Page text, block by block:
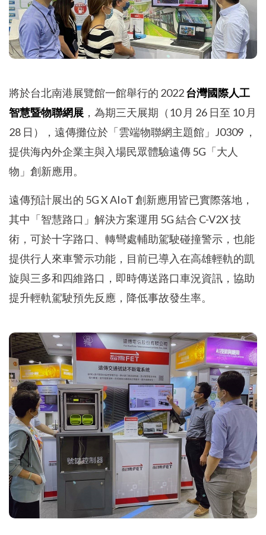
將於台北南港展覽館一館舉行的 2022台灣國際人工
智慧暨物聯網展 ，為期三天展期（10 月 26 日至 10 月
28 日），遠傳攤位於「雲端物聯網主題館」J0309 ，
提供海內外企業主與入場民眾體驗遠傳 5G「大人
物」創新應用。
遠傳預計展出的 5G X AIoT 創新應用皆已實際落地，
其中「智慧路口」解決方案運用 5G 結合 C-V2X 技
術，可於十字路口、轉彎處輔助駕駛碰撞警示，也能
提供行人來車警示功能，目前已導入在高雄輕軌的凱
旋與三多和四維路口，即時傳送路口車況資訊，協助
提升輕軌駕駛預先反應，降低事故發生率。